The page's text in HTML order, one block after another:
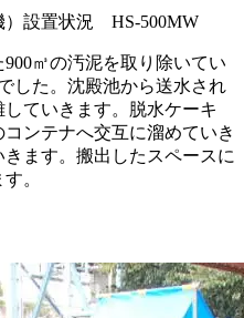
）設置状況 HS-500MW
㎥の汚泥を取り除いてい
した。沈殿池から送水され
ていきます。脱水ケーキ
コンテナへ交互に溜めていき
ます。搬出したスペースに
。